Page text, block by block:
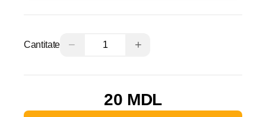
Cantitate − +
20 MDL